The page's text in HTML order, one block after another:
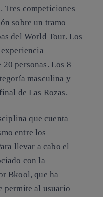
Tres competiciones
sobre un tramo
del World Tour. Los
20 personas. Los 8
masculina y
de Las Rozas.
que cuenta
entre los
llevar a cabo el
con la
Bkool, que ha
permite al usuario